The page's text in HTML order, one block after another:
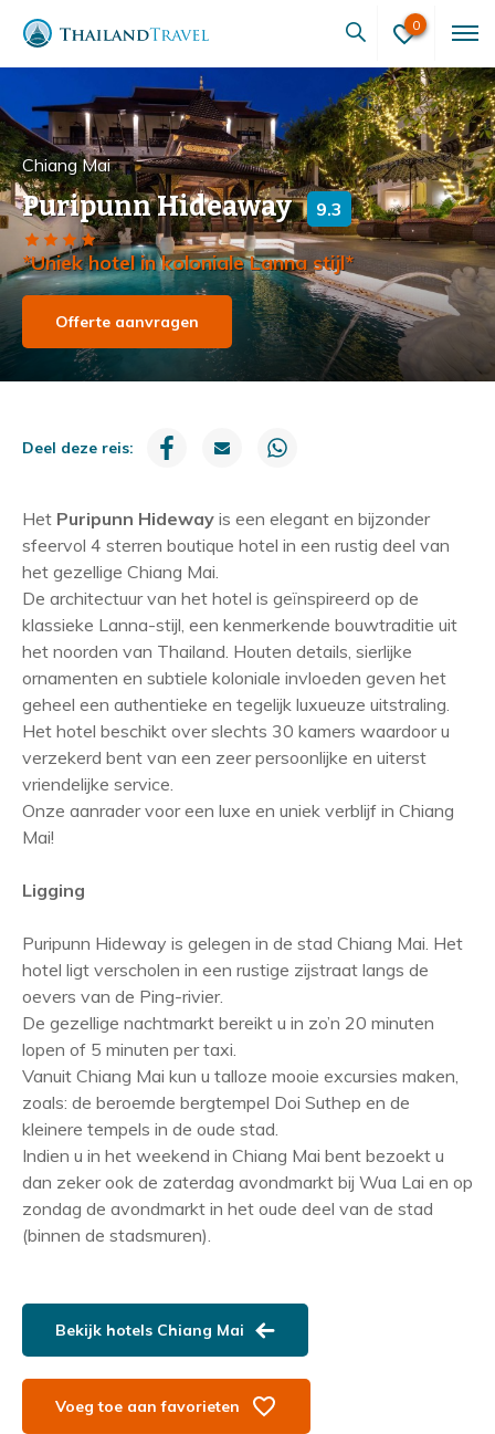
0
Chiang Mai
Puripunn Hideaway 9.3
*Uniek hotel in koloniale Lanna stijl*
Offerte aanvragen
Deel deze reis:
Het Puripunn Hideway is een elegant en bijzonder
sfeervol 4 sterren boutique hotel in een rustig deel van
het gezellige Chiang Mai.
De architectuur van het hotel is geïnspireerd op de
klassieke Lanna-stijl, een kenmerkende bouwtraditie uit
het noorden van Thailand. Houten details, sierlijke
ornamenten en subtiele koloniale invloeden geven het
geheel een authentieke en tegelijk luxueuze uitstraling.
Het hotel beschikt over slechts 30 kamers waardoor u
verzekerd bent van een zeer persoonlijke en uiterst
vriendelijke service.
Onze aanrader voor een luxe en uniek verblijf in Chiang
Mai!
Ligging
Puripunn Hideway is gelegen in de stad Chiang Mai. Het
hotel ligt verscholen in een rustige zijstraat langs de
oevers van de Ping-rivier.
De gezellige nachtmarkt bereikt u in zo’n 20 minuten
lopen of 5 minuten per taxi.
Vanuit Chiang Mai kun u talloze mooie excursies maken,
zoals: de beroemde bergtempel Doi Suthep en de
kleinere tempels in de oude stad.
Indien u in het weekend in Chiang Mai bent bezoekt u
dan zeker ook de zaterdag avondmarkt bij Wua Lai en op
zondag de avondmarkt in het oude deel van de stad
(binnen de stadsmuren).
Bekijk hotels Chiang Mai
Voeg toe aan favorieten